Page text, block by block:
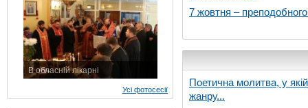
В обласній лікарні
Усі фотосесії
7 жовтня –
Поетична молитва, у
жанру...